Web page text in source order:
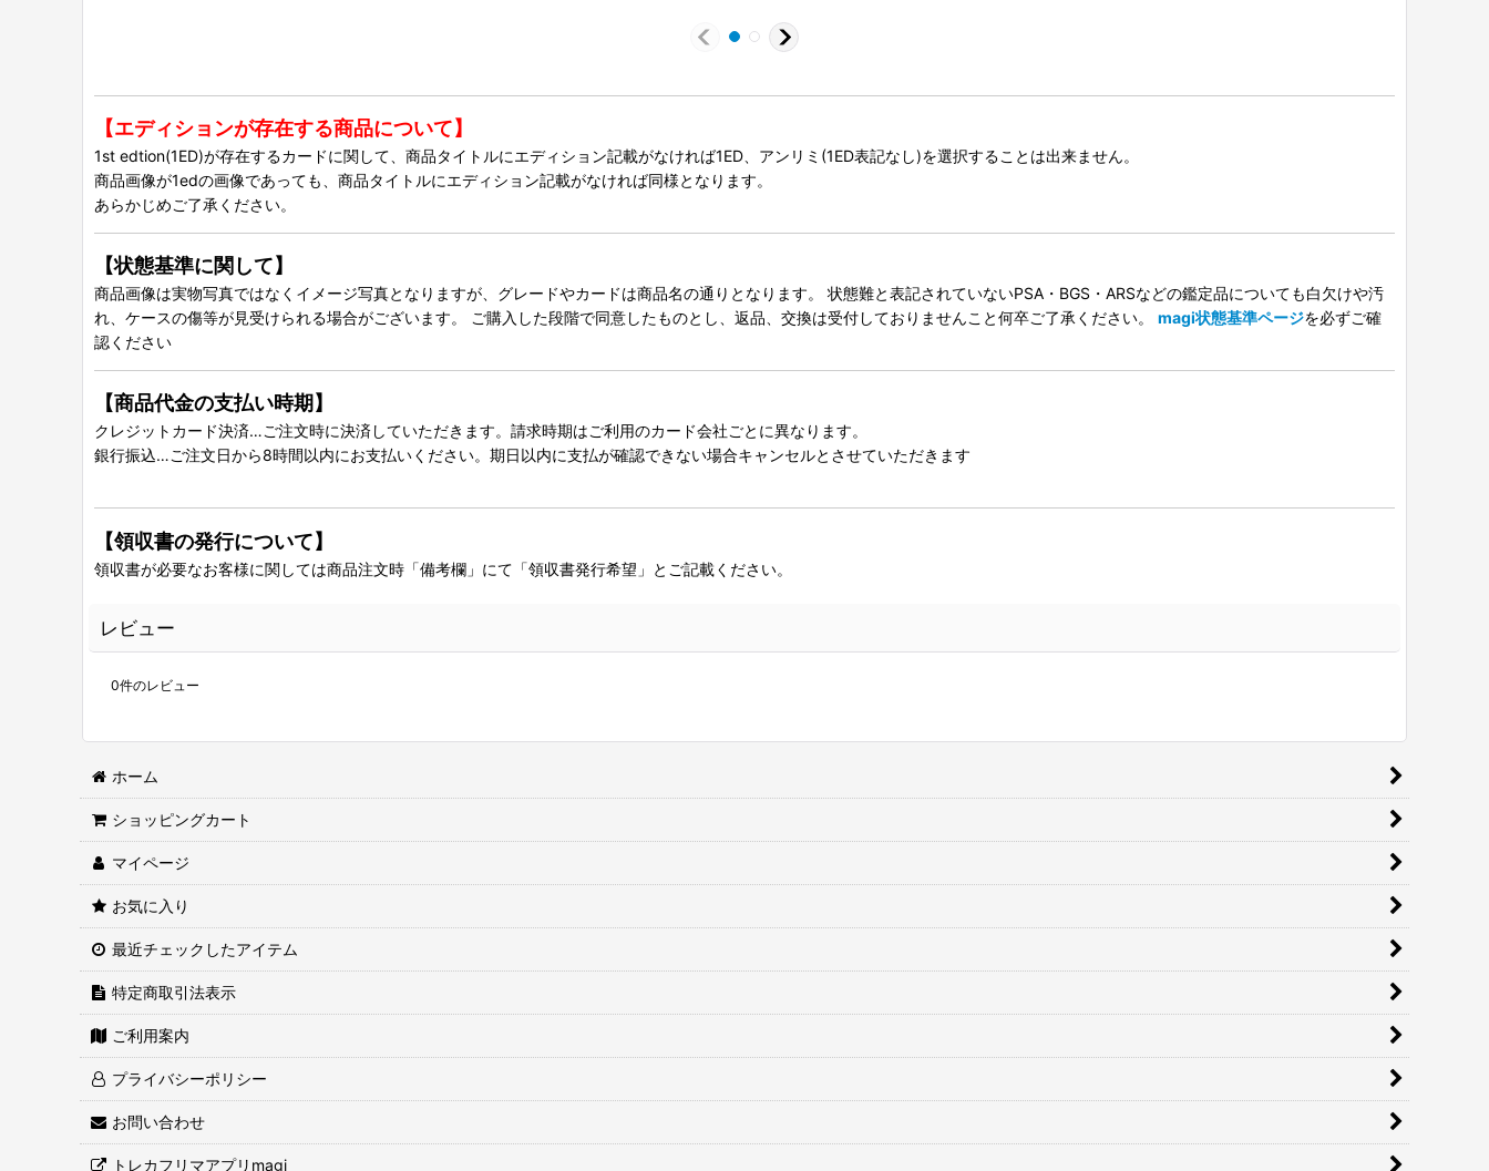
【エディションが存在する商品について】
1st edtion(1ED)が存在するカードに関して、商品タイトルにエディション記載がなければ1ED、アンリミ(1ED表記なし)を選択することは出来ません。
商品画像が1edの画像であっても、商品タイトルにエディション記載がなければ同様となります。
あらかじめご了承ください。
【状態基準に関して】
商品画像は実物写真ではなくイメージ写真となりますが、グレードやカードは商品名の通りとなります。 状態難と表記されていないPSA・BGS・ARSなどの鑑定品についても白欠けや汚
れ、ケースの傷等が見受けられる場合がございます。 ご購入した段階で同意したものとし、返品、交換は受付しておりませんこと何卒ご了承ください。 magi状態基準ページを必ずご確
認ください
【商品代金の支払い時期】
クレジットカード決済…ご注文時に決済していただきます。請求時期はご利用のカード会社ごとに異なります。
銀行振込…ご注文日から8時間以内にお支払いください。期日以内に支払が確認できない場合キャンセルとさせていただきます
【領収書の発行について】
領収書が必要なお客様に関しては商品注文時「備考欄」にて「領収書発行希望」とご記載ください。
レビュー
0件のレビュー
ホーム
ショッピングカート
マイページ
お気に入り
最近チェックしたアイテム
特定商取引法表示
ご利用案内
プライバシーポリシー
お問い合わせ
トレカフリマアプリmagi